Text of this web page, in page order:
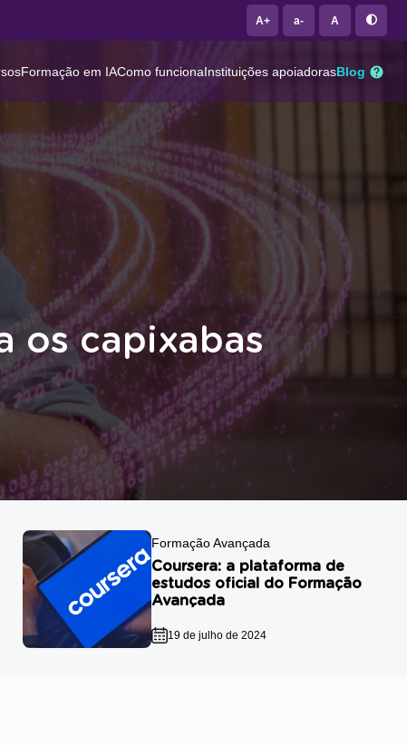
A+ a- A
Formação em IAComo funcionaInstituições apoiadorasBlog
os capixabas
Formação Avançada
Coursera: a plataforma de
estudos oficial do Formação
Avançada
19 de julho de 2024